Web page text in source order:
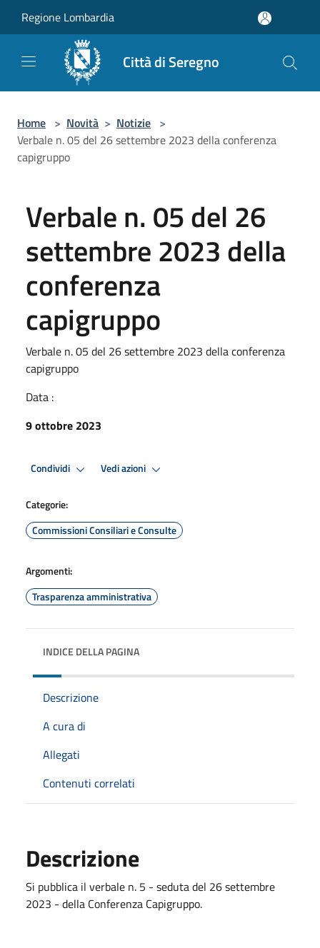
Regione Lombardia
Città di Seregno
Home > Novità > Notizie >
Verbale n. 05 del 26 settembre 2023 della conferenza
capigruppo
Verbale n. 05 del 26
settembre 2023 della
conferenza
capigruppo
Verbale n. 05 del 26 settembre 2023 della conferenza
capigruppo
Data :
9 ottobre 2023
Condividi Vedi azioni
Categorie:
Commissioni Consiliari e Consulte
Argomenti:
Trasparenza amministrativa
INDICE DELLA PAGINA
Descrizione
A cura di
Allegati
Contenuti correlati
Descrizione
Si pubblica il verbale n. 5 - seduta del 26 settembre
2023 - della Conferenza Capigruppo.